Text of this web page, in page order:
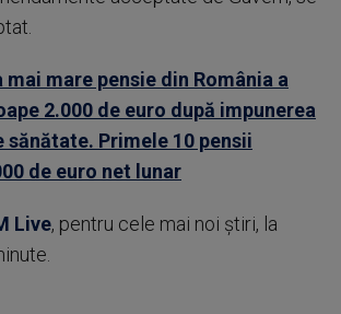
mai mare pensie din România a
2.000 de euro după impunerea
Primele 10 pensii
de euro net lunar
Live, pentru cele mai noi știri, la